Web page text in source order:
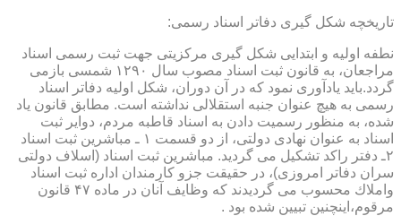
تاریخچه شكل گیری دفاتر اسناد رسمی:
نطفه اولیه و ابتدایی شكل گیری مركزیتی جهت ثبت رسمی اسناد
مراجعان، به قانون ثبت اسناد مصوب سال ۱۲۹۰ شمسی بازمی
گردد.باید یادآوری نمود كه در آن دوران، شكل اولیه دفاتر اسناد
رسمی به هیچ عنوان جنبه استقلالی نداشته است. مطابق قانون یاد
شده، به منظور رسمیت دادن به اسناد قاطبه مردم، دوایر ثبت
اسناد به عنوان نهادی دولتی، از دو قسمت ۱ ـ مباشرین ثبت اسناد
۲ـ دفتر راكد تشكیل می گردید. مباشرین ثبت اسناد (اسلاف دولتی
سران دفاتر امروزی)، در حقیقت جزو كارمندان اداره ثبت اسناد
واملاك محسوب می گردیدند كه وظایف آنان در ماده ۴۷ قانون
مرقوم،اینچنین تبیین شده بود .